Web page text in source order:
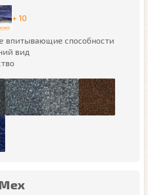
+ 10
впитывающие способности
вид